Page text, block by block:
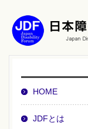
HOME
JDFとは